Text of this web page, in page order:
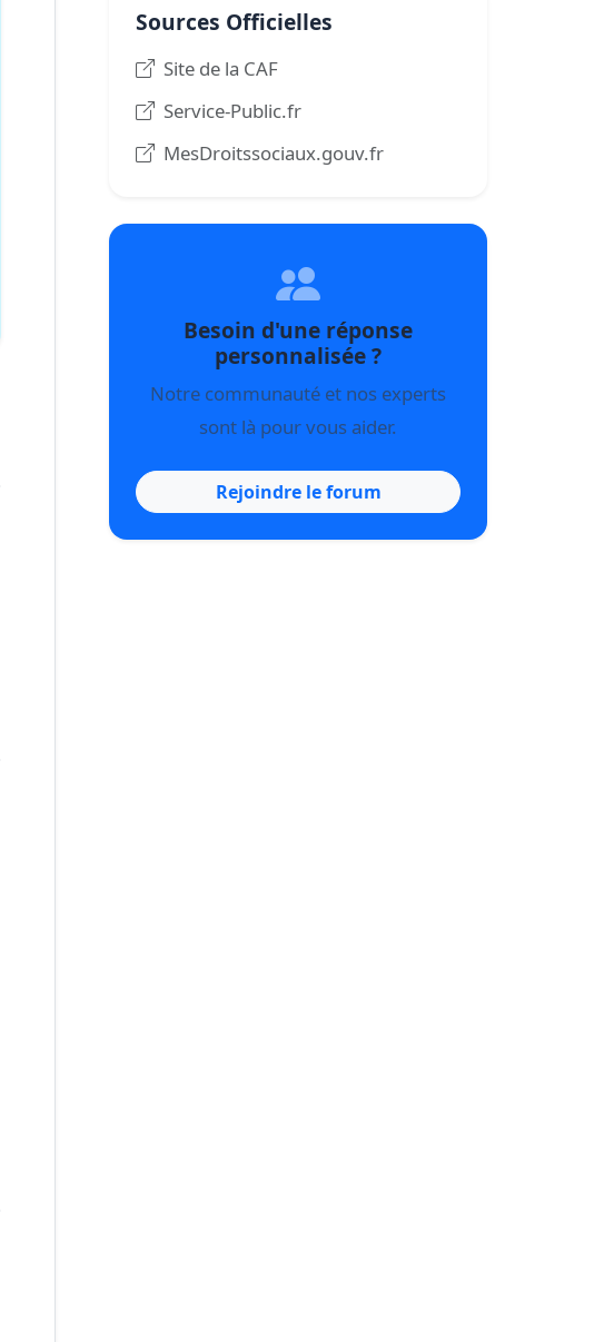
Sources Officielles
Site de la CAF
Service-Public.fr
MesDroitssociaux.gouv.fr
Besoin d'une réponse
personnalisée ?
Notre communauté et nos experts
sont là pour vous aider.
Rejoindre le forum